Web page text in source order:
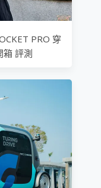
PRO 穿
箱 評測